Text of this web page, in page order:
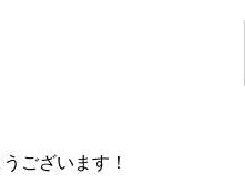
ございます！